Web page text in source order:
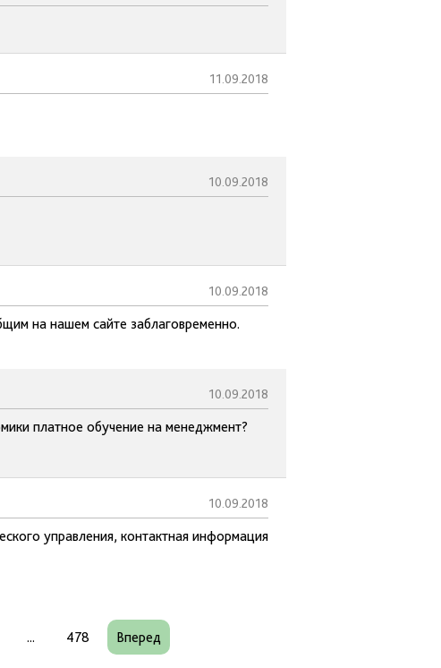
11.09.2018
10.09.2018
10.09.2018
на нашем сайте заблаговременно.
10.09.2018
платное обучение на менеджмент?
10.09.2018
управления, контактная информация
... 478 Вперед